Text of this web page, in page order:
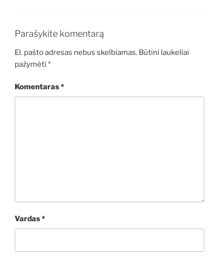
Parašykite komentarą
El. pašto adresas nebus skelbiamas. Būtini laukeliai
pažymėti *
Komentaras*
Vardas*